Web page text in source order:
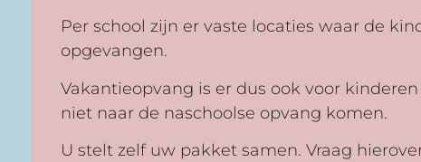
Per school zijn er vaste locaties waar de
opgevangen.
Vakantieopvang is er dus ook voor
niet naar de naschoolse opvang komen.
U stelt zelf uw pakket samen. Vraag